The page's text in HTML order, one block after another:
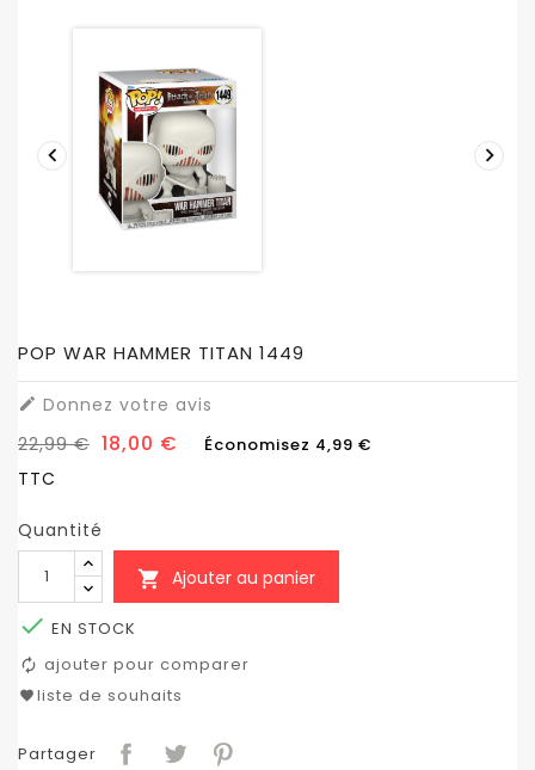
 
POP WAR HAMMER TITAN 1449
 Donnez votre avis
22,99 € 18,00 € Économisez 4,99 €
TTC
Quantité
 Ajouter au panier
 EN STOCK
ajouter pour comparer
liste de souhaits
Partager